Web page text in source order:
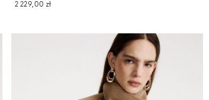
2 229,00 zł